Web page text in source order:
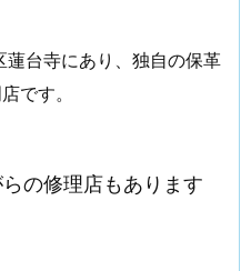
台寺にあり、独自の保革
です。
の修理店もあります